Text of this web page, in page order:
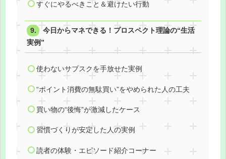
すぐにやるべきこと＆避けたい行動
今日からマネできる！プロスペクト理論の“生活
実例”
使わないサブスクを手放せた実例
“ポイント消費の無駄買い”をやめられた人の工夫
買い物の“後悔”が激減したケース
習慣づくりが安定した人の実例
読者の体験・エピソード紹介コーナー